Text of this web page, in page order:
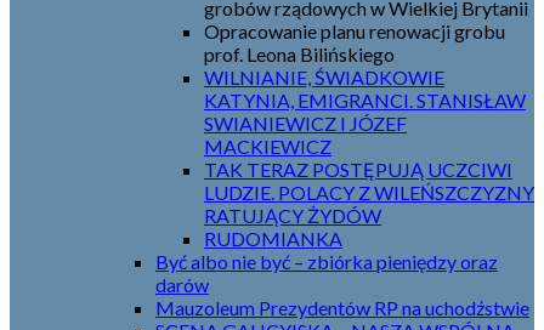
grobów rządowych w Wielkiej Brytanii
Opracowanie planu renowacji grobu
prof. Leona Bilińskiego
WILNIANIE, ŚWIADKOWIE
KATYNIA, EMIGRANCI. STANISŁAW
SWIANIEWICZ I JÓZEF
MACKIEWICZ
TAK TERAZ POSTĘPUJĄ UCZCIWI
LUDZIE. POLACY Z WILEŃSZCZYZNY
RATUJĄCY ŻYDÓW
RUDOMIANKA
Być albo nie być – zbiórka pieniędzy oraz
darów
Mauzoleum Prezydentów RP na uchodźstwie